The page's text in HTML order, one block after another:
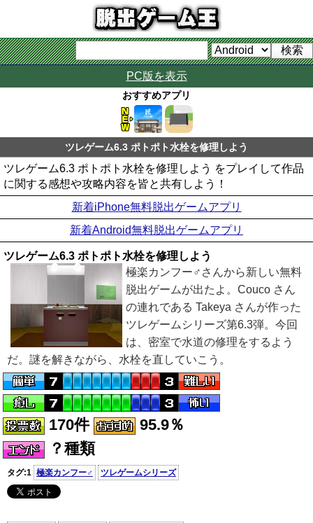
PC版を表示
おすすめアプリ
ツレゲーム6.3 ポトポト水栓を修理しよう
ツレゲーム6.3 ポトポト水栓を修理しよう をプレイして作品
に関する感想や攻略内容を皆と共有しよう！
新着iPhone無料脱出ゲームアプリ
新着Android無料脱出ゲームアプリ
ツレゲーム6.3 ポトポト水栓を修理しよう
極楽カンフー♂さんから新しい無料
脱出ゲームが出たよ。Couco さん
の連れである Takeya さんが作った
ツレゲームシリーズ第6.3弾。今回
は、密室で水道の修理をするよう
だ。謎を解きながら、水栓を直していこう。
170件
95.9％
？種類
タグ:1 極楽カンフー♂ ツレゲームシリーズ